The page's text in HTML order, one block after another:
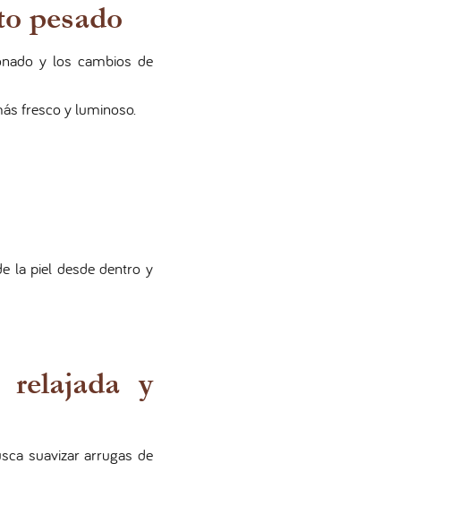
pesado
y los cambios de
fresco y luminoso.
la piel desde dentro y
relajada y
suavizar arrugas de